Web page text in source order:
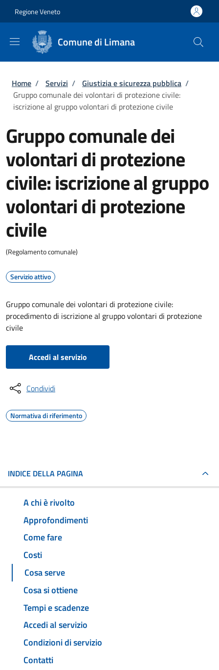
Regione Veneto
Comune di Limana
Briciole di pane
Home / Servizi / Giustizia e sicurezza pubblica /
Gruppo comunale dei volontari di protezione civile:
iscrizione al gruppo volontari di protezione civile
Gruppo comunale dei
volontari di protezione
civile: iscrizione al gruppo
volontari di protezione
civile
(Regolamento comunale)
Servizio attivo
Gruppo comunale dei volontari di protezione civile:
procedimento di iscrizione al gruppo volontari di protezione
civile
Accedi al servizio
Condividi
Normativa di riferimento
INDICE DELLA PAGINA
A chi è rivolto
Approfondimenti
Come fare
Costi
Cosa serve
Cosa si ottiene
Tempi e scadenze
Accedi al servizio
Condizioni di servizio
Contatti